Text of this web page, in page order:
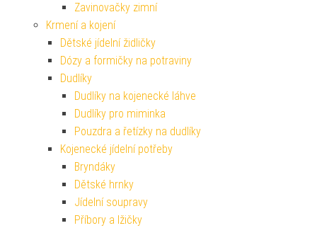
Zavinovačky zimní
Krmení a kojení
Dětské jídelní židličky
Dózy a formičky na potraviny
Dudlíky
Dudlíky na kojenecké láhve
Dudlíky pro miminka
Pouzdra a řetízky na dudlíky
Kojenecké jídelní potřeby
Bryndáky
Dětské hrnky
Jídelní soupravy
Příbory a lžičky